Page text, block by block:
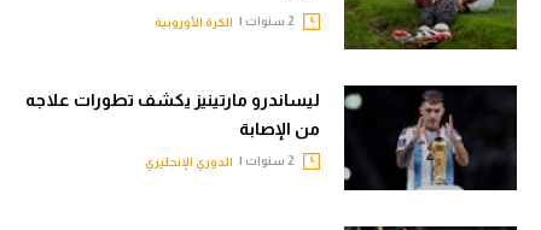
الكرة الأوروبية
ليساندرو مارتينيز يكشف تطورات علاجه
من الإصابة
الدوري الإنجليزي